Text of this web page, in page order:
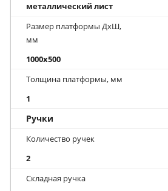
металлический лист
Размер платформы ДхШ,
мм
1000x500
Толщина платформы, мм
1
Ручки
Количество ручек
2
Складная ручка